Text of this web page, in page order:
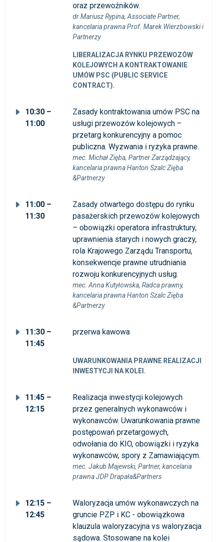
oraz przewoźników.
dr Mariusz Rypina, Associate Partner,
kancelaria prawna Prof. Marek Wierzbowski i
Partnerzy
LIBERALIZACJA RYNKU PRZEWOZÓW
KOLEJOWYCH A KONTRAKTOWANIE
UMÓW PSC (PUBLIC SERVICE
CONTRACT).
10:30 –
11:00
Zasady kontraktowania umów PSC na
usługi przewozów kolejowych –
przetarg konkurencyjny a pomoc
publiczna. Wyzwania i ryzyka prawne.
mec. Michał Zięba, Partner Zarządzający,
kancelaria prawna Hanton Szalc Zięba
&Partnerzy
11:00 –
11:30
Zasady otwartego dostępu do rynku
pasażerskich przewozów kolejowych
– obowiązki operatora infrastruktury,
uprawnienia starych i nowych graczy,
rola Krajowego Zarządu Transportu,
konsekwencje prawne utrudniania
rozwoju konkurencyjnych usług.
mec. Anna Kutyłowska, Radca prawny,
kancelaria prawna Hanton Szalc Zięba
&Partnerzy
11:30 –
11:45
przerwa kawowa
UWARUNKOWANIA PRAWNE REALIZACJI
INWESTYCJI NA KOLEI.
11:45 –
12:15
Realizacja inwestycji kolejowych
przez generalnych wykonawców i
wykonawców. Uwarunkowania prawne
postępowań przetargowych,
odwołania do KIO, obowiązki i ryzyka
wykonawców, spory z Zamawiającym.
mec. Jakub Majewski, Partner, kancelaria
prawna JDP Drapała&Partners
12:15 –
12:45
Waloryzacja umów wykonawczych na
gruncie PZP i KC - obowiązkowa
klauzula waloryzacyjna vs waloryzacja
sądowa. Stosowane na kolei